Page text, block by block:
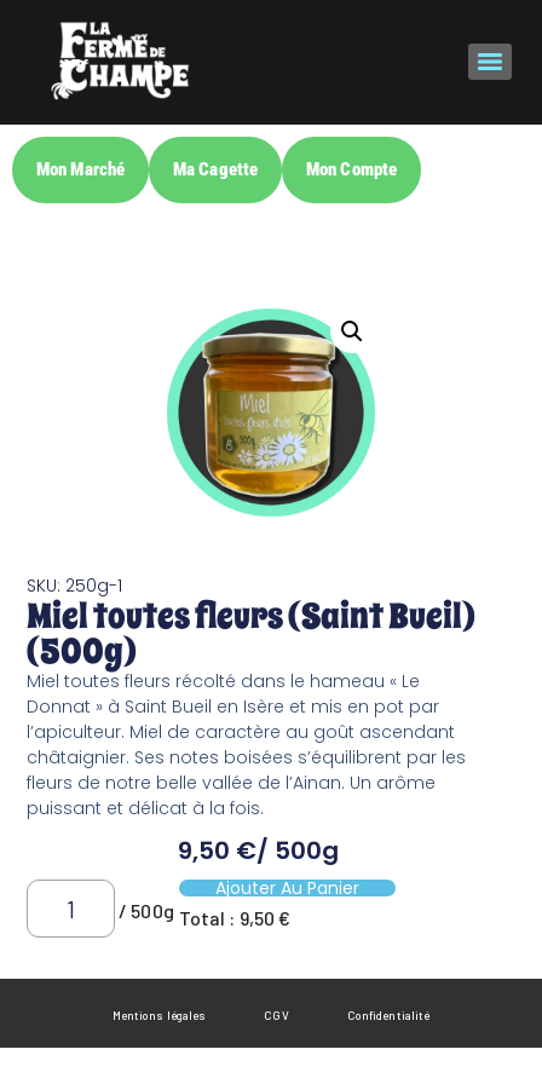
Mon Marché Ma Cagette Mon Compte
SKU: 250g-1
Miel toutes fleurs (Saint Bueil)
(500g)
Miel toutes fleurs récolté dans le hameau « Le
Donnat » à Saint Bueil en Isère et mis en pot par
l’apiculteur. Miel de caractère au goût ascendant
châtaignier. Ses notes boisées s’équilibrent par les
fleurs de notre belle vallée de l’Ainan. Un arôme
puissant et délicat à la fois.
9,50 €/ 500g
/ 500g
Ajouter Au Panier
Total : 9,50 €
Mentions légales CGV Confidentialité